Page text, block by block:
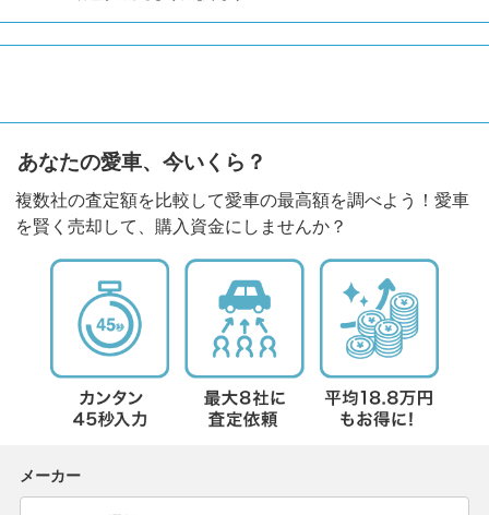
あなたの愛車、今いくら？
複数社の査定額を比較して愛車の最高額を調べよう！愛車
を賢く売却して、購入資金にしませんか？
メーカー